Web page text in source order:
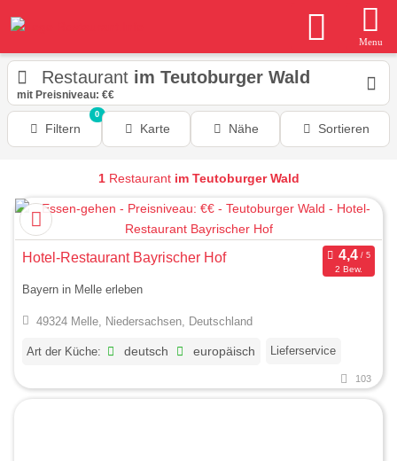
Menu
Restaurant im Teutoburger Wald
mit Preisniveau: €€
Filtern
0
Karte Nähe Sortieren
1Restaurant im Teutoburger Wald
Hotel-Restaurant Bayrischer Hof
2 Bew.
Bayern in Melle erleben
49324 Melle, Niedersachsen, Deutschland
Art der Küche: deutsch europäisch Lieferservice
103